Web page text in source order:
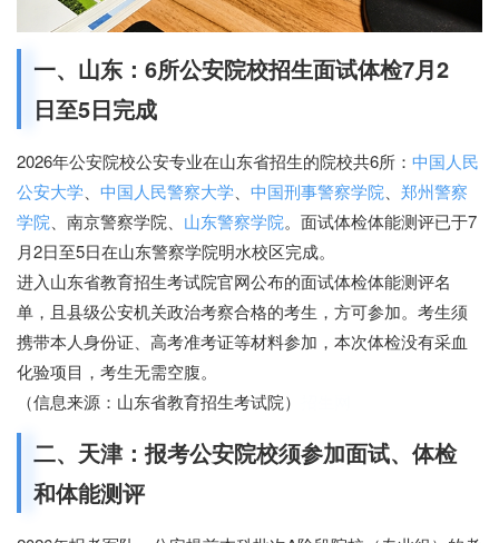
一、山东：6所公安院校招生面试体检7月2
日至5日完成
2026年公安院校公安专业在山东省招生的院校共6所： 中国人民
公安大学、 中国人民警察大学、 中国刑事警察学院、 郑州警察
学院、南京警察学院、 山东警察学院。面试体检体能测评已于7
月2日至5日在山东警察学院明水校区完成。
进入山东省教育招生考试院官网公布的面试体检体能测评名
单，且县级公安机关政治考察合格的考生，方可参加。考生须
携带本人身份证、高考准考证等材料参加，本次体检没有采血
化验项目，考生无需空腹。
（信息来源：山东省教育招生考试院）
二、天津：报考公安院校须参加面试、体检
和体能测评